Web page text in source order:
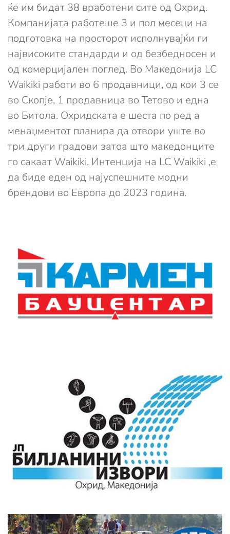
ќе им бидат 38 вработени сите од Охрид.
Компанијата работеше 3 и пол месеци на
подготовка на просторот исполнувајќи ги
највисоките стандарди и од безбедносен и
од комерцијален поглед. Во Македонија LC
Waikiki работи во 6 продавници, од кои 3 се
во Скопје, 1 продавница во Тетово и една
во Битола. Охридската е шеста по ред а
менаџментот планира да отвори уште во
три други градови затоа што македонците
го сакаат Waikiki. Интенција на LC Waikiki ,e
да биде еден од најуспешните модни
брендови во Европа до 2023 годинa.